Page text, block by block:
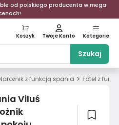
od polskiego producenta w mega
Szukaj
Koszyk Twoje Konto Kategorie
z funkcją spania > Fotel z
Viluś